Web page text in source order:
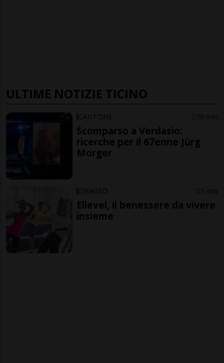
ULTIME NOTIZIE TICINO
CANTONE 50 min
Scomparso a Verdasio:
ricerche per il 67enne Jürg
Morger
CHIASSO 1 ora
Ellevel, il benessere da vivere
insieme